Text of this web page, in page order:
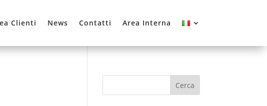
Clienti News Contatti Area Interna